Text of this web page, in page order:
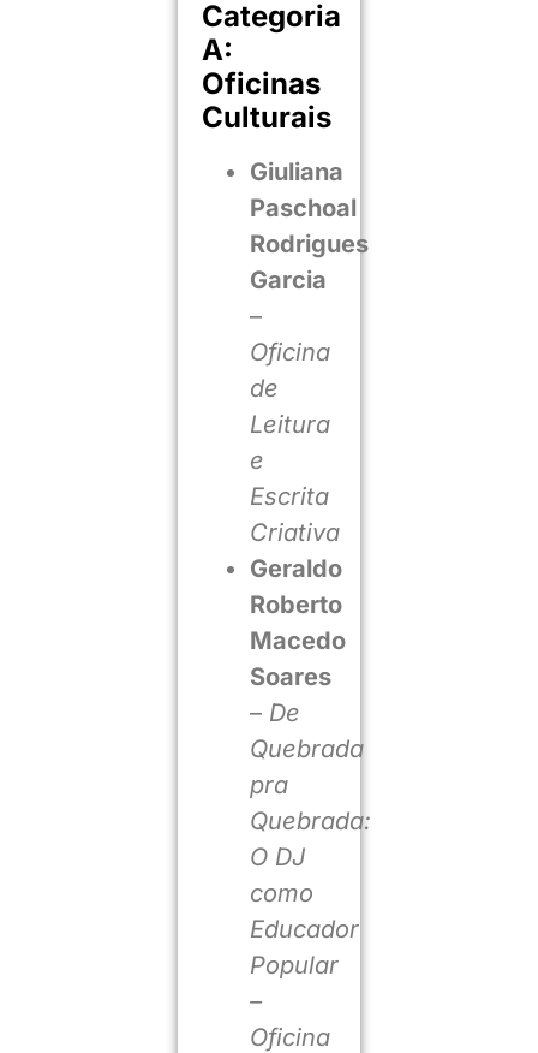
Categoria
A:
Oficinas
Culturais
Giuliana
Paschoal
Rodrigues
Garcia
–
Oficina
de
Leitura
e
Escrita
Criativa
Geraldo
Roberto
Macedo
Soares
– De
Quebrada
pra
Quebrada:
O DJ
como
Educador
Popular
–
Oficina